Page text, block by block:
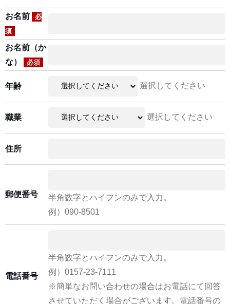
お名前
必
須
お名前（か
な）
必須
年齢 選択してください
職業 選択してください
住所
郵便番号
半角数字とハイフンのみで入力。
例）090-8501
電話番号
半角数字とハイフンのみで入力。
例）0157-23-7111
※簡単なお問い合わせの場合はお電話にて回答
させていただく場合がございます。電話番号の